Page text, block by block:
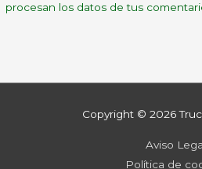
procesan los datos de tus
Copyright © 2026
Aviso
Política de